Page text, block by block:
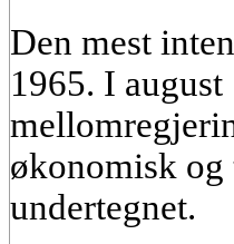
Den mest
1965. I
økonomisk og
undertegnet.